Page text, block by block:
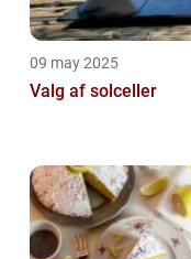
09 may 2025
Valg af solceller